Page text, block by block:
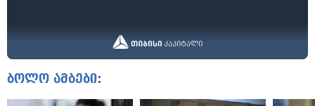
ბოლო ამბები: